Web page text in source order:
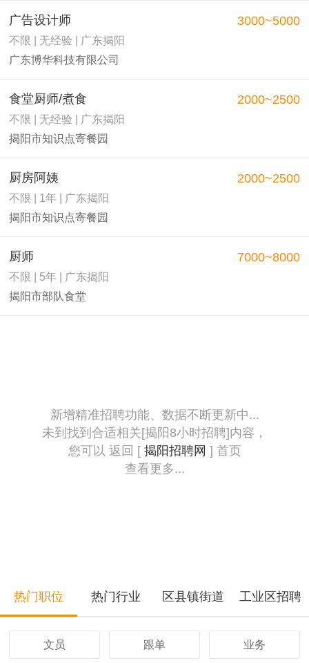
广告设计师
不限 | 无经验 | 广东揭阳
广东博华科技有限公司
3000~5000
食堂厨师/煮食
不限 | 无经验 | 广东揭阳
揭阳市知识点寄餐园
2000~2500
厨房阿姨
不限 | 1年 | 广东揭阳
揭阳市知识点寄餐园
2000~2500
厨师
不限 | 5年 | 广东揭阳
揭阳市部队食堂
7000~8000
新增精准招聘功能、数据不断更新中...
未到找到合适相关[揭阳8小时招聘]内容，
您可以 返回 [ 揭阳招聘网 ] 首页
查看更多...
热门职位 热门行业 区县镇街道 工业区招聘
文员 跟单 业务